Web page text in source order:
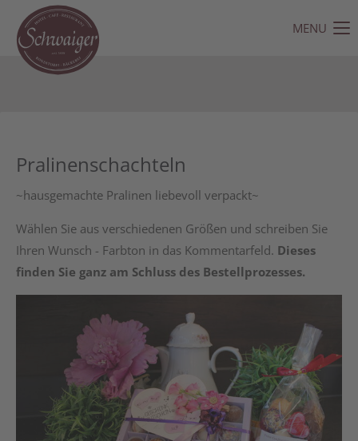
Der Eintrag "offcanvas-col1" existiert leider nicht.
Der Eintrag "offcanvas-col4" existiert leider nicht.
MENU
Pralinenschachteln
~hausgemachte Pralinen liebevoll verpackt~
Wählen Sie aus verschiedenen Größen und schreiben Sie
Ihren Wunsch - Farbton in das Kommentarfeld. Dieses
finden Sie ganz am Schluss des Bestellprozesses.